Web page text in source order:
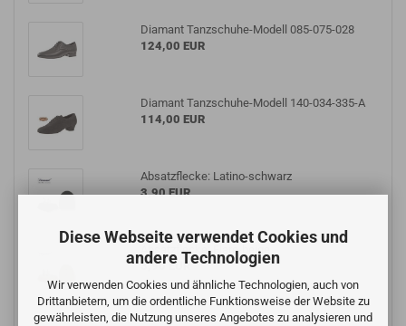
Diese Webseite verwendet Cookies und
andere Technologien
Wir verwenden Cookies und ähnliche Technologien, auch von
Drittanbietern, um die ordentliche Funktionsweise der Website zu
gewährleisten, die Nutzung unseres Angebotes zu analysieren und
Diamant Tanzschuhe-Modell 085-075-028
124,00 EUR
Diamant Tanzschuhe-Modell 140-034-335-A
114,00 EUR
Absatzflecke: Latino-schwarz
3,90 EUR
Absatzflecke: Flare-beige
3,90 EUR